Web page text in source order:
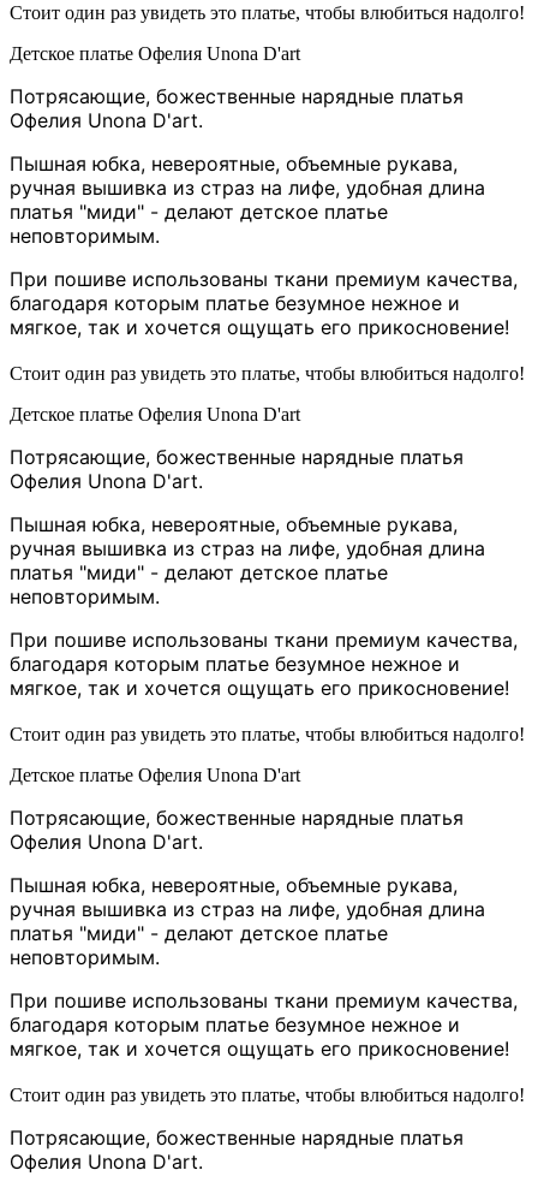
Стоит один раз увидеть это платье, чтобы влюбиться надолго!
Детское платье Офелия Unona D'art
Потрясающие, божественные нарядные платья
Офелия Unona D'art.
Пышная юбка, невероятные, объемные рукава,
ручная вышивка из страз на лифе, удобная длина
платья "миди" - делают детское платье
неповторимым.
При пошиве использованы ткани премиум качества,
благодаря которым платье безумное нежное и
мягкое, так и хочется ощущать его прикосновение!
Стоит один раз увидеть это платье, чтобы влюбиться надолго!
Детское платье Офелия Unona D'art
Потрясающие, божественные нарядные платья
Офелия Unona D'art.
Пышная юбка, невероятные, объемные рукава,
ручная вышивка из страз на лифе, удобная длина
платья "миди" - делают детское платье
неповторимым.
При пошиве использованы ткани премиум качества,
благодаря которым платье безумное нежное и
мягкое, так и хочется ощущать его прикосновение!
Стоит один раз увидеть это платье, чтобы влюбиться надолго!
Детское платье Офелия Unona D'art
Потрясающие, божественные нарядные платья
Офелия Unona D'art.
Пышная юбка, невероятные, объемные рукава,
ручная вышивка из страз на лифе, удобная длина
платья "миди" - делают детское платье
неповторимым.
При пошиве использованы ткани премиум качества,
благодаря которым платье безумное нежное и
мягкое, так и хочется ощущать его прикосновение!
Стоит один раз увидеть это платье, чтобы влюбиться надолго!
Потрясающие, божественные нарядные платья
Офелия Unona D'art.